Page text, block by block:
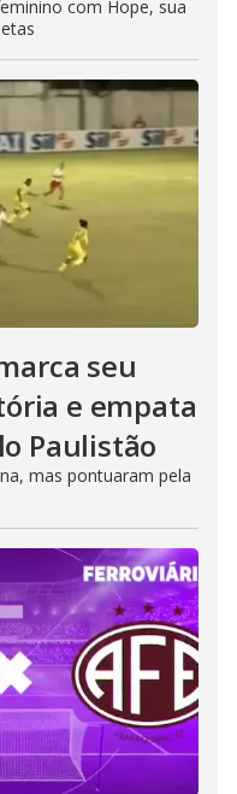
com Hope, sua
seu
e empata
Paulistão
mas pontuaram pela